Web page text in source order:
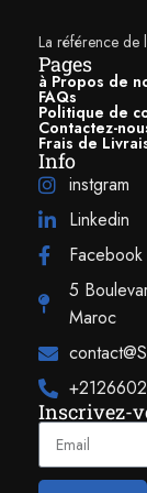
environnement,
capteur de lumière
de la salle pour
Grâce à la
le texte projetés
dans des
La fonction Reality
améliorer la
La référence de
Pages
à Propos de
FAQs
Politique de
Contactez-
Frais de
Info
instgram
Linkedin
Facebook
5
Maroc
Inscrivez-